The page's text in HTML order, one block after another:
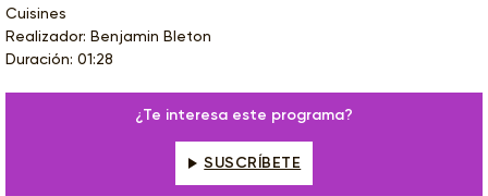
Cuisines
Realizador: Benjamin Bleton
Duración: 01:28
¿Te interesa este programa?
SUSCRÍBETE